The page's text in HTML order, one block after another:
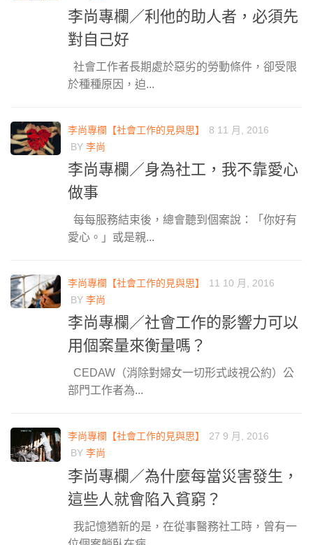
李尚專欄／利他的助人者，必須先
對自己好
社會工作者長期處於惡劣的勞動條件，卻受限
於種種原因，迫...
李尚專欄【社會工作的見與思】
8 11 月, 2016
BY 李尚
李尚專欄／身為社工，我不靠愛心
做事
每每服務結束後，總會聽到個案說：「你好有
愛心。」或是親...
李尚專欄【社會工作的見與思】
11 10 月, 2016
BY 李尚
李尚專欄／社會工作的影響力可以
用個案量來衡量嗎？
CEDAW（消除對婦女一切形式歧視公約）公
部門工作者為...
李尚專欄【社會工作的見與思】
27 9 月, 2016
BY 李尚
李尚專欄／為什麼每當災害發生，
這些人就會陷入貧窮？
我記憶猶新的是，在從事醫務社工時，曾有一